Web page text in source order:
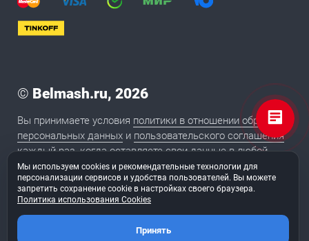
© Belmash.ru, 2026
Вы принимаете условия политики в отношении обработки
персональных данных и пользовательского соглашения
каждый раз, когда оставляете свои данные в любой
форме обратной связи на сайте BELMASH.RU
Сайт сделан в студии «ТуФингерс
Мы используем cookies и рекомендательные технологии для
персонализации сервисов и удобства пользователей. Вы можете
запретить сохранение cookie в настройках своего браузера.
Политика использования Cookies
Принять